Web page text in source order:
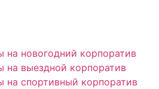
на новогодний корпоратив
на выездной корпоратив
на спортивный корпоратив